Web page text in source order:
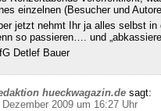
einzelnen (Besucher und
jetzt nehmt Ihr ja alles selbst
so passieren…. und
Detlef Bauer
hueckwagazin.de sagt:
2009 um 16:27 Uhr